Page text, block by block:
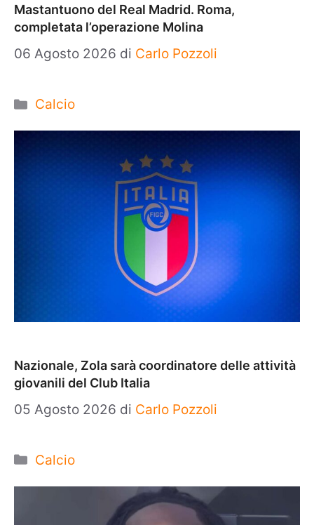
Mastantuono del Real Madrid. Roma,
completata l’operazione Molina
06 Agosto 2026 di Carlo Pozzoli
Categorie
Calcio
Nazionale, Zola sarà coordinatore delle attività
giovanili del Club Italia
05 Agosto 2026 di Carlo Pozzoli
Categorie
Calcio